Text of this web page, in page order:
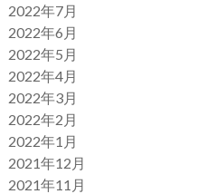
2022年7月
2022年6月
2022年5月
2022年4月
2022年3月
2022年2月
2022年1月
2021年12月
2021年11月